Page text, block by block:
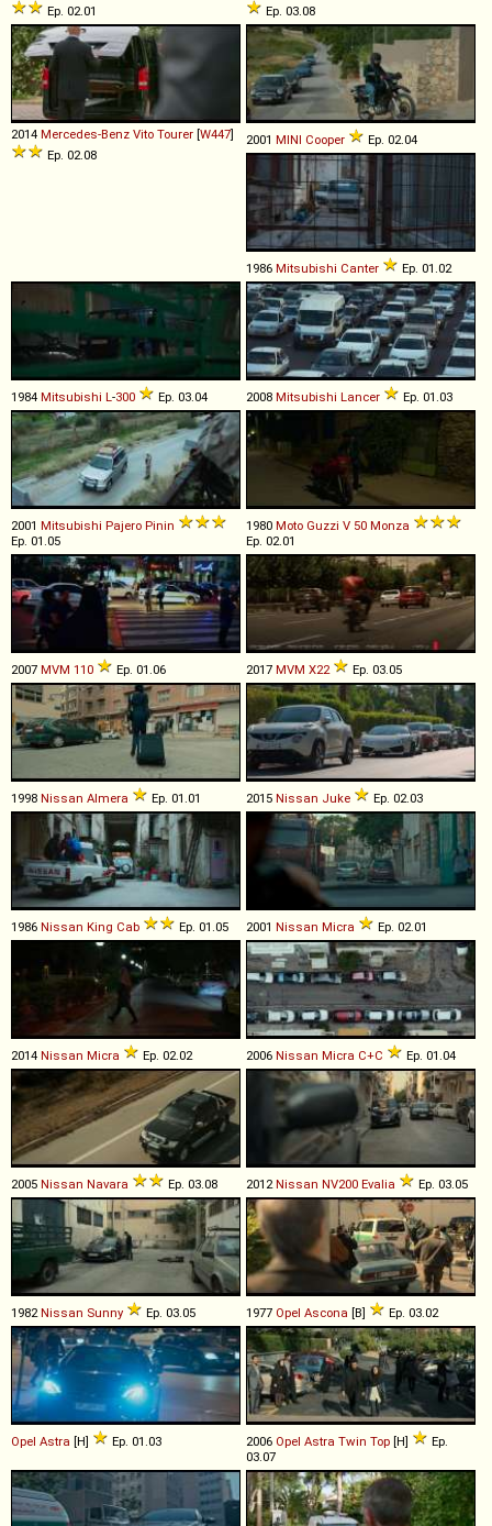
Ep. 02.01
Ep. 03.08
2014 Mercedes-Benz Vito Tourer [W447]
Ep. 02.08
2001 MINI Cooper Ep. 02.04
1986 Mitsubishi Canter Ep. 01.02
1984 Mitsubishi L-300 Ep. 03.04 2008 Mitsubishi Lancer Ep. 01.03
2001 Mitsubishi Pajero Pinin
Ep. 01.05
1980 Moto Guzzi V 50 Monza
Ep. 02.01
2007 MVM 110 Ep. 01.06 2017 MVM X22 Ep. 03.05
1998 Nissan Almera Ep. 01.01 2015 Nissan Juke Ep. 02.03
1986 Nissan King Cab Ep. 01.05 2001 Nissan Micra Ep. 02.01
2014 Nissan Micra Ep. 02.02 2006 Nissan Micra C+C Ep. 01.04
2005 Nissan Navara Ep. 03.08 2012Nissan NV200 Evalia Ep. 03.05
1982Nissan Sunny Ep. 03.05 1977 Opel Ascona [B] Ep. 03.02
Opel Astra [H] Ep. 01.03 2006 Opel Astra Twin Top [H]
Ep.
03.07